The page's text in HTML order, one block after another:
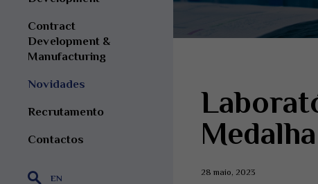
Contract
Development &
Manufacturing
Novidades
Recrutamento
Contactos
EN
28 maio, 2023